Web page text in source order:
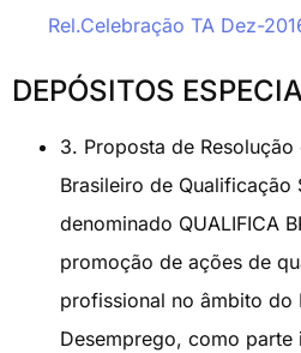
Rel.Celebração TA Dez-
DEPÓSITOS
3. Proposta de
Brasileiro de Qualificação
denominado QUALIFICA
promoção de ações de
profissional no âmbito do
Desemprego, como parte